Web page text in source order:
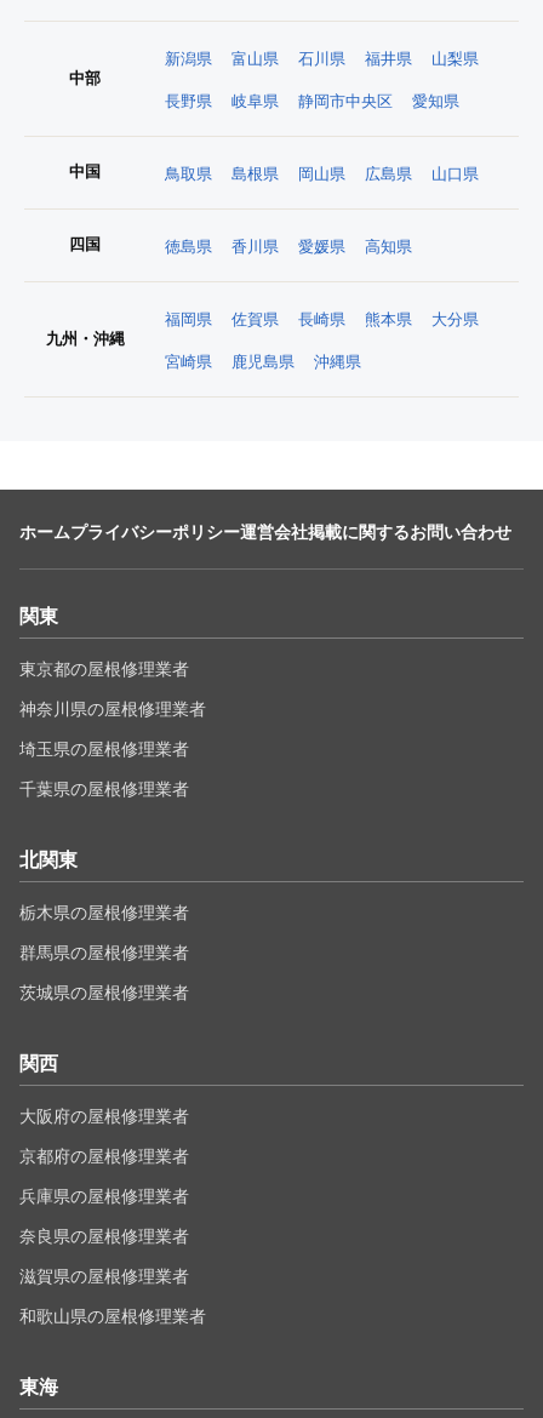
中部
新潟県 富山県 石川県 福井県 山梨県
長野県 岐阜県 静岡市中央区 愛知県
中国 鳥取県 島根県 岡山県 広島県 山口県
四国 徳島県 香川県 愛媛県 高知県
九州・沖縄
福岡県 佐賀県 長崎県 熊本県 大分県
宮崎県 鹿児島県 沖縄県
ホームプライバシーポリシー運営会社掲載に関するお問い合わせ
関東
東京都の屋根修理業者
神奈川県の屋根修理業者
埼玉県の屋根修理業者
千葉県の屋根修理業者
北関東
栃木県の屋根修理業者
群馬県の屋根修理業者
茨城県の屋根修理業者
関西
大阪府の屋根修理業者
京都府の屋根修理業者
兵庫県の屋根修理業者
奈良県の屋根修理業者
滋賀県の屋根修理業者
和歌山県の屋根修理業者
東海